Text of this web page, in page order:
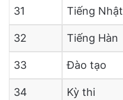
31 Tiếng Nhật
32 Tiếng Hàn
33 Đào tạo
34 Kỳ thi